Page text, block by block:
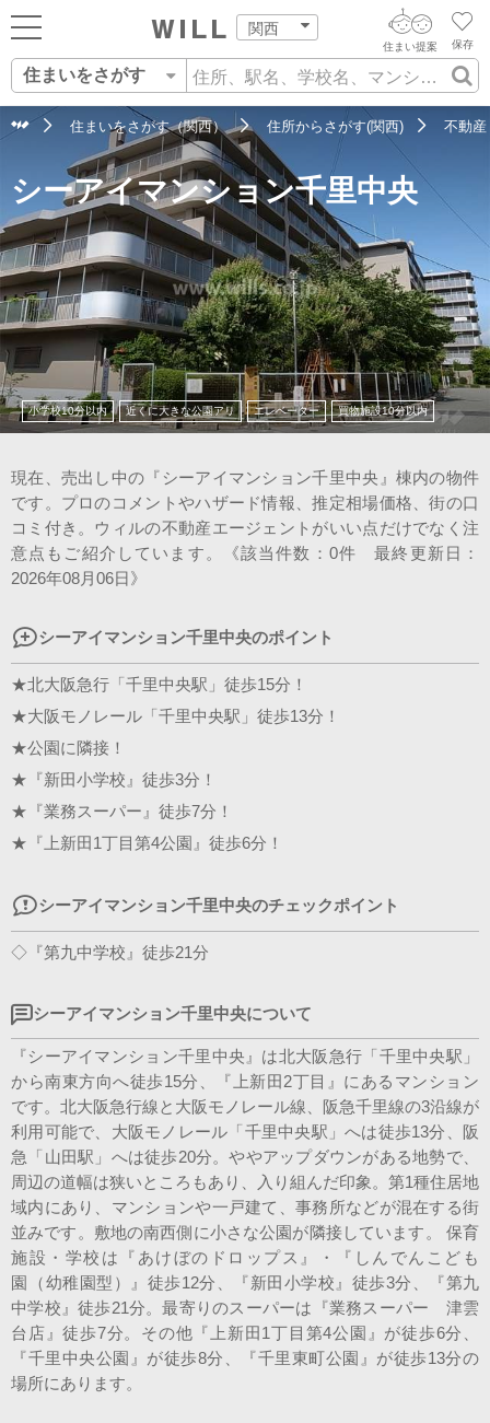
関西
ログイン
新規会員登録
住まいをさがす
住まいを売る
住まいをつくる
町を知る
スタッフ紹介
会社案内
保存
住まい提案
住まいをさがす
住まいをさがす
自宅の相場をみる
住まい事例をさが
す
街・施設をさがす
営業所をさがす
スタッフをさがす
AIウィルくんの提案
AI住まい提案を受ける
AI査定・チャット相談する
不動産エージェントの提案
価格査定を依頼する
相場データを依頼する
小学校10分以内 近くに大きな公園アリ エレベーター 買物施設10分以内
住まいをさがす（関西） 住所からさがす(関西) 不動産
シーアイマンション千里中央
現在、売出し中の『シーアイマンション千里中央』棟内の物件
です。プロのコメントやハザード情報、推定相場価格、街の口
コミ付き。ウィルの不動産エージェントがいい点だけでなく注
意点もご紹介しています。《該当件数：0件 最終更新日：
2026年08月06日》
シーアイマンション千里中央のポイント
★北大阪急行「千里中央駅」徒歩15分！
★大阪モノレール「千里中央駅」徒歩13分！
★公園に隣接！
★『新田小学校』徒歩3分！
★『業務スーパー』徒歩7分！
★『上新田1丁目第4公園』徒歩6分！
シーアイマンション千里中央のチェックポイント
◇『第九中学校』徒歩21分
シーアイマンション千里中央について
『シーアイマンション千里中央』は北大阪急行「千里中央駅」
から南東方向へ徒歩15分、『上新田2丁目』にあるマンション
です。北大阪急行線と大阪モノレール線、阪急千里線の3沿線が
利用可能で、大阪モノレール「千里中央駅」へは徒歩13分、阪
急「山田駅」へは徒歩20分。ややアップダウンがある地勢で、
周辺の道幅は狭いところもあり、入り組んだ印象。第1種住居地
域内にあり、マンションや一戸建て、事務所などが混在する街
並みです。敷地の南西側に小さな公園が隣接しています。 保育
施設・学校は『あけぼのドロップス』・『しんでんこども
園 （幼稚園型）』徒歩12分、『新田小学校』徒歩3分、『第九
中学校』徒歩21分。最寄りのスーパーは『業務スーパー 津雲
台店』徒歩7分。その他『上新田1丁目第4公園』が徒歩6分、
『千里中央公園』が徒歩8分、『千里東町公園』が徒歩13分の
場所にあります。